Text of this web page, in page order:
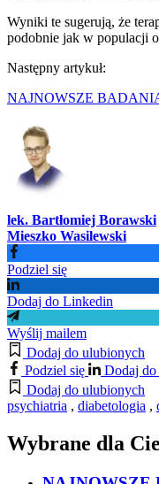
Wyniki te sugerują, że
podobnie jak w populacji
Następny artykuł:
NAJNOWSZE BADANIA
lek. Bartłomiej Borawski
Mieszko Wasilewski
Podziel się
Dodaj do Linkedin
Wyślij mailem
Dodaj do ulubionych
Podziel się
Dodaj
Dodaj do ulubionych
psychiatria , diabetologia ,
Wybrane dla